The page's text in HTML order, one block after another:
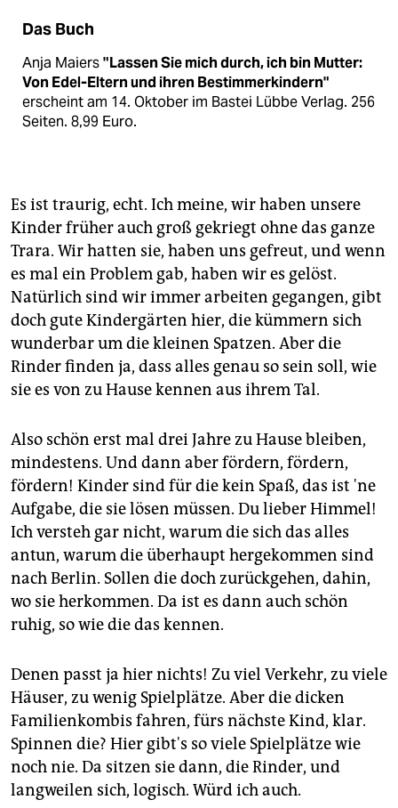
Das Buch
Anja Maiers"Lassen Sie mich durch, ich bin Mutter:
Von Edel-Eltern und ihren Bestimmerkindern"
erscheint am 14. Oktober im Bastei Lübbe Verlag. 256
Seiten. 8,99 Euro.
Es ist traurig, echt. Ich meine, wir haben unsere
Kinder früher auch groß gekriegt ohne das ganze
Trara. Wir hatten sie, haben uns gefreut, und wenn
es mal ein Problem gab, haben wir es gelöst.
Natürlich sind wir immer arbeiten gegangen, gibt
doch gute Kindergärten hier, die kümmern sich
wunderbar um die kleinen Spatzen. Aber die
Rinder finden ja, dass alles genau so sein soll, wie
sie es von zu Hause kennen aus ihrem Tal.
Also schön erst mal drei Jahre zu Hause bleiben,
mindestens. Und dann aber fördern, fördern,
fördern! Kinder sind für die kein Spaß, das ist 'ne
Aufgabe, die sie lösen müssen. Du lieber Himmel!
Ich versteh gar nicht, warum die sich das alles
antun, warum die überhaupt hergekommen sind
nach Berlin. Sollen die doch zurückgehen, dahin,
wo sie herkommen. Da ist es dann auch schön
ruhig, so wie die das kennen.
Denen passt ja hier nichts! Zu viel Verkehr, zu viele
Häuser, zu wenig Spielplätze. Aber die dicken
Familienkombis fahren, fürs nächste Kind, klar.
Spinnen die? Hier gibt's so viele Spielplätze wie
noch nie. Da sitzen sie dann, die Rinder, und
langweilen sich, logisch. Würd ich auch.